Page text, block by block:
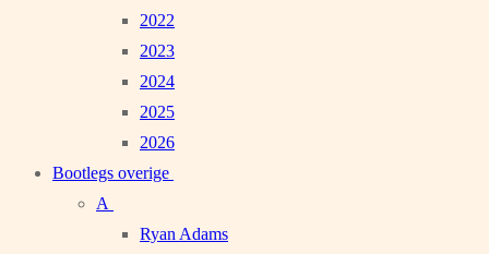
2022
2023
2024
2025
2026
Bootlegs overige
A
Ryan Adams